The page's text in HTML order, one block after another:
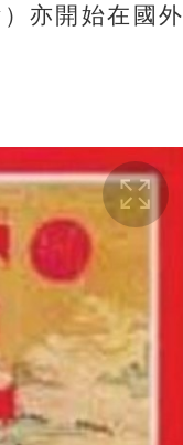
亦開始在國外